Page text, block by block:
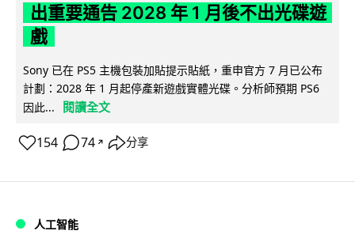
出重要通告 2028 年 1 月後不出光碟遊
戲
Sony 已在 PS5 主機包裝加貼提示貼紙，重申官方 7 月已公布
計劃：2028 年 1 月起停產新遊戲實體光碟。分析師預期 PS6
因此...
閱讀全文
154 74 ↗ 分享
人工智能